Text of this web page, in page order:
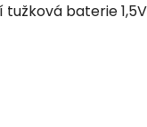
baterie